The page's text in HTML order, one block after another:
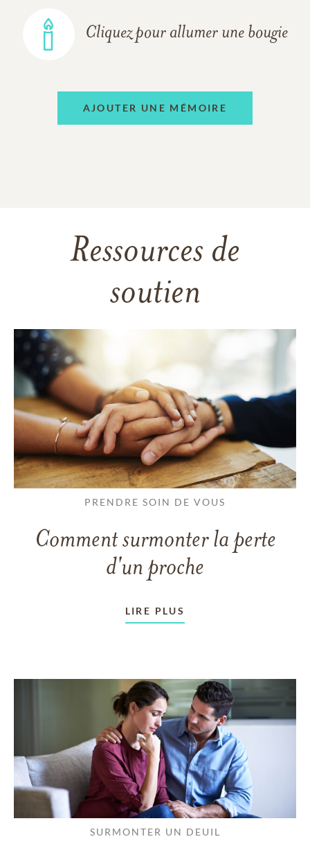
Cliquez pour allumer une bougie
AJOUTER UNE MÉMOIRE
Ressources de
soutien
PRENDRE SOIN DE VOUS
Comment surmonter la perte
d'un proche
LIRE PLUS
SURMONTER UN DEUIL